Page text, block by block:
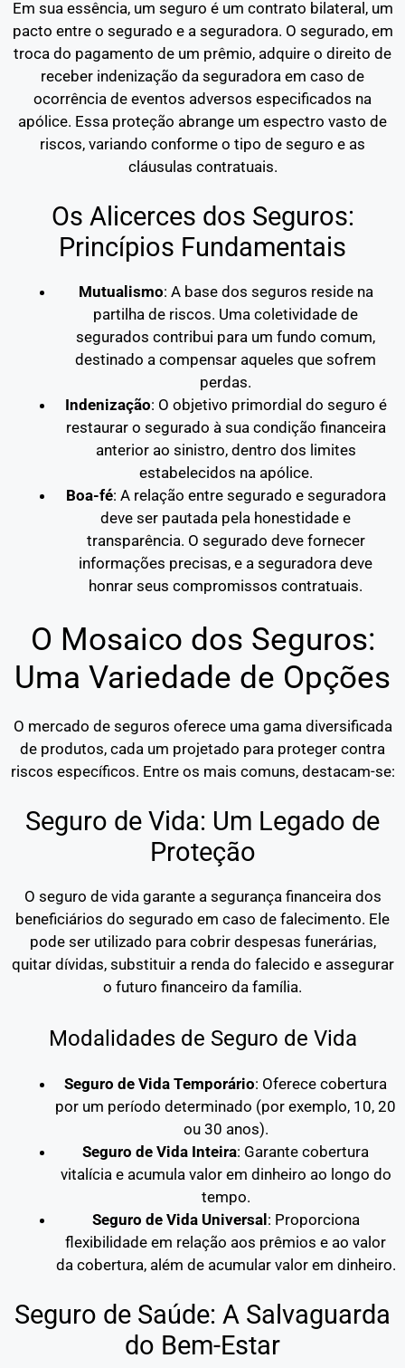
Em sua essência, um seguro é um contrato bilateral, um
pacto entre o segurado e a seguradora. O segurado, em
troca do pagamento de um prêmio, adquire o direito de
receber indenização da seguradora em caso de
ocorrência de eventos adversos especificados na
apólice. Essa proteção abrange um espectro vasto de
riscos, variando conforme o tipo de seguro e as
cláusulas contratuais.
Os Alicerces dos Seguros:
Princípios Fundamentais
Mutualismo: A base dos seguros reside na
partilha de riscos. Uma coletividade de
segurados contribui para um fundo comum,
destinado a compensar aqueles que sofrem
perdas.
Indenização: O objetivo primordial do seguro é
restaurar o segurado à sua condição financeira
anterior ao sinistro, dentro dos limites
estabelecidos na apólice.
Boa-fé: A relação entre segurado e seguradora
deve ser pautada pela honestidade e
transparência. O segurado deve fornecer
informações precisas, e a seguradora deve
honrar seus compromissos contratuais.
O Mosaico dos Seguros:
Uma Variedade de Opções
O mercado de seguros oferece uma gama diversificada
de produtos, cada um projetado para proteger contra
riscos específicos. Entre os mais comuns, destacam-se:
Seguro de Vida: Um Legado de
Proteção
O seguro de vida garante a segurança financeira dos
beneficiários do segurado em caso de falecimento. Ele
pode ser utilizado para cobrir despesas funerárias,
quitar dívidas, substituir a renda do falecido e assegurar
o futuro financeiro da família.
Modalidades de Seguro de Vida
Seguro de Vida Temporário: Oferece cobertura
por um período determinado (por exemplo, 10, 20
ou 30 anos).
Seguro de Vida Inteira: Garante cobertura
vitalícia e acumula valor em dinheiro ao longo do
tempo.
Seguro de Vida Universal: Proporciona
flexibilidade em relação aos prêmios e ao valor
da cobertura, além de acumular valor em dinheiro.
Seguro de Saúde: A Salvaguarda
do Bem-Estar